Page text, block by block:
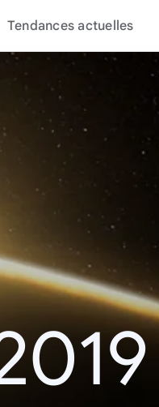
Tendances actuelles